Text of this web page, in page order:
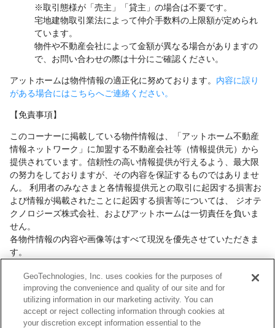
※取引態様が「売主」「貸主」の場合は不要です。
宅地建物取引業法によって仲介手数料の上限額が定められ
ています。
物件や不動産会社によって金額が異なる場合がありますの
で、お問い合わせの際は十分にご確認ください。
アットホームは物件情報の適正化に努めております。 内容に誤り
がある場合にはこちらへご連絡ください。
【免責事項】
このコーナーに掲載している物件情報は、「アットホーム不動産
情報ネットワーク」に加盟する不動産会社等（情報提供元）から
提供されています。信頼性の高い情報提供が行えるよう、最大限
の努力をしておりますが、その内容を保証するものではありませ
ん。 利用者のみなさまと各情報提供元との取引に起因する損害お
よび情報が掲載されたことに起因する損害等については、 ジオテ
クノロジーズ株式会社、およびアットホームは一切責任を負いま
せん。
各物件情報の内容や画像等はすべて現況を優先させていただきま
す。
容や契約条件等について、 各情報提供元より十分な説明を受け、
ご自身でご確認の上、判断してください。
このコーナーへの物件情報のご掲載、その他不動産業務ソリュー
ション等についての不動産会社様のお問合せはこちら からお願い
GeoTechnologies, Inc. uses cookies for the purposes of
improving the convenience and quality of our site and for
utilizing information in our marketing activity. You can
accept or reject collecting information through cookies at
your discretion except information essential to the